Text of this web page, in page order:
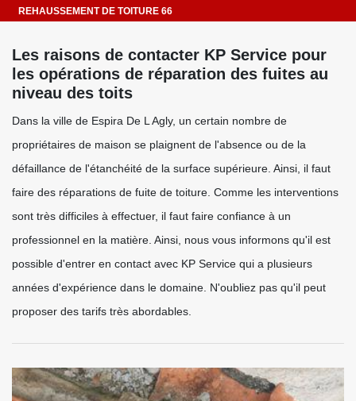
REHAUSSEMENT DE TOITURE 66
Les raisons de contacter KP Service pour
les opérations de réparation des fuites au
niveau des toits
Dans la ville de Espira De L Agly, un certain nombre de
propriétaires de maison se plaignent de l'absence ou de la
défaillance de l'étanchéité de la surface supérieure. Ainsi, il faut
faire des réparations de fuite de toiture. Comme les interventions
sont très difficiles à effectuer, il faut faire confiance à un
professionnel en la matière. Ainsi, nous vous informons qu'il est
possible d'entrer en contact avec KP Service qui a plusieurs
années d'expérience dans le domaine. N'oubliez pas qu'il peut
proposer des tarifs très abordables.